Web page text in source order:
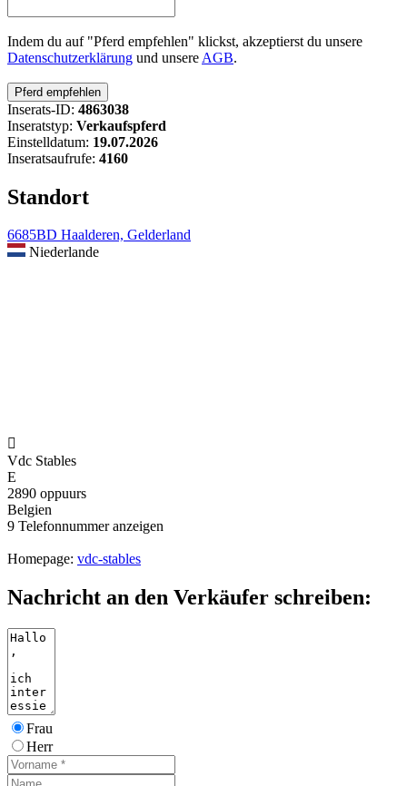
Indem du auf "Pferd empfehlen" klickst, akzeptierst du unsere
Datenschutzerklärung und unsere AGB.
Inserats-ID: 4863038
Inseratstyp: Verkaufspferd
Einstelldatum: 19.07.2026
Inseratsaufrufe: 4160
Standort
6685BD Haalderen, Gelderland
Niederlande

Vdc Stables
E
2890 oppuurs
Belgien
9 Telefonnummer anzeigen
Homepage: vdc-stables
Nachricht an den Verkäufer schreiben:
Frau
Herr